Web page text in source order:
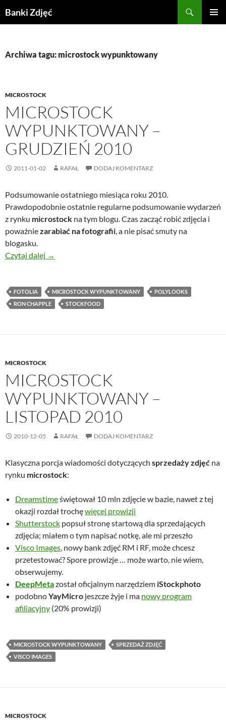
doBanki Zdjęć
Archiwa tagu: microstock wypunktowany
MICROSTOCK
MICROSTOCK
WYPUNKTOWANY –
GRUDZIEŃ 2010
2011-01-02 RAFAŁ DODAJ KOMENTARZ
Podsumowanie ostatniego miesiąca roku 2010.
Prawdopodobnie ostatnie regularne podsumowanie wydarzeń
z rynku microstock na tym blogu. Czas zacząć robić zdjęcia i
poważniezarabiać na fotografii, a nie pisać smuty na
blogasku.
Czytaj dalej Microstock wypunktowany – Grudzień 2010
→
FOTOLIA MICROSTOCK WYPUNKTOWANY
POLYLOOKS
RON CHAPPLE
STOCKFOOD
MICROSTOCK
MICROSTOCK
WYPUNKTOWANY –
LISTOPAD 2010
2010-12-05 RAFAŁ DODAJ KOMENTARZ
Klasyczna porcja wiadomości dotyczących sprzedaży zdjęć na
rynku microstock:
Dreamstimeświętował 10 mln zdjęcie w bazie, nawet z tej
okazji rozdał trochęwięcej prowizji
Shutterstock popsuł stronę startową dla sprzedających
zdjęcia; miałem o tym napisać notkę, ale mi przeszło
Visco Images, nowy bank zdjęć RM i RF, może chcesz
przetestować? Spore prowizje … może warto, nie wiem,
obserwujemy.
DeepMetazostał oficjalnym narzędziem iStockphoto
podobnoYayMicro jeszcze żyje i ma nowy program
afiliacyjny (20% prowizji)
MICROSTOCK WYPUNKTOWANY
SPRZEDAŻ ZDJĘĆ
VISCO IMAGES
MICROSTOCK